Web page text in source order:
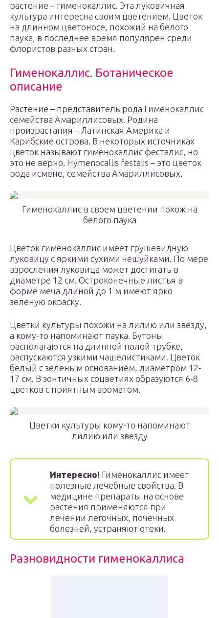
растение – гименокаллис. Эта луковичная
культура интересна своим цветением. Цветок
на длинном цветоносе, похожий на белого
паука, в последнее время популярен среди
флористов разных стран.
Гименокаллис. Ботаническое
описание
Растение – представитель рода Гименокаллис
семейства Амариллисовых. Родина
произрастания – Латинская Америка и
Карибские острова. В некоторых источниках
цветок называют гименокаллис фесталис, но
это не верно. Hymenocallis festalis – это цветок
рода исмене, семейства Амариллисовых.
Гименокаллис в своем цветении похож на
белого паука
Цветок гименокаллис имеет грушевидную
луковицу с яркими сухими чешуйками. По мере
взросления луковица может достигать в
диаметре 12 см. Остроконечные листья в
форме меча длиной до 1 м имеют ярко
зеленую окраску.
Цветки культуры похожи на лилию или звезду,
а кому-то напоминают паука. Бутоны
располагаются на длинной полой трубке,
распускаются узкими чашелистиками. Цветок
белый с зеленым основанием, диаметром 12-
17 см. В зонтичных соцветиях образуются 6-8
цветков с приятным ароматом.
Цветки культуры кому-то напоминают
лилию или звезду
Интересно! Гименокаллис имеет
полезные лечебные свойства. В
медицине препараты на основе
растения применяются при
лечении легочных, почечных
болезней, устраняют отеки.
Разновидности гименокаллиса